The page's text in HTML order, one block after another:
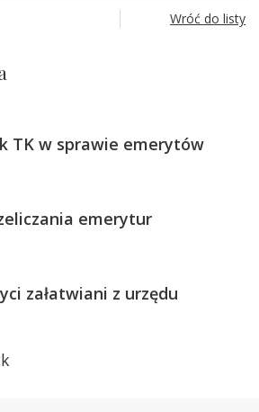
Wróć do listy
TK w sprawie emerytów
emerytur
załatwiani z urzędu